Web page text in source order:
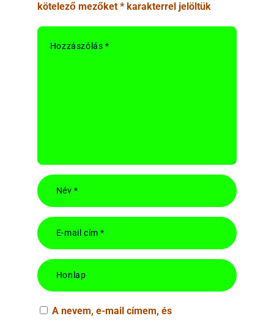
kötelező mezőket*karakterrel jelöltük
A nevem, e-mail címem, és